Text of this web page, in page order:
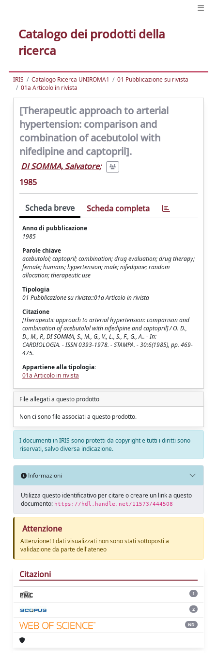
Catalogo dei prodotti della
ricerca
IRIS Catalogo Ricerca UNIROMA1
01 Pubblicazione su rivista
01a Articolo in rivista
[Therapeutic approach to arterial
hypertension: comparison and
combination of acebutolol with
nifedipine and captopril].
DI SOMMA, Salvatore;
1985
Scheda breve Scheda completa
Anno di pubblicazione
1985
Parole chiave
acebutolol; captopril; combination; drug evaluation; drug therapy;
female; humans; hypertension; male; nifedipine; random
allocation; therapeutic use
Tipologia
01 Pubblicazione su rivista::01a Articolo in rivista
Citazione
[Therapeutic approach to arterial hypertension: comparison and
combination of acebutolol with nifedipine and captopril] / O. D.,
D., M., P., DI SOMMA, S., M., G., V., L., S., F., G., A.. - In:
CARDIOLOGIA. - ISSN 0393-1978. - STAMPA. - 30:6(1985), pp. 469-
475.
Appartiene alla tipologia:
01a Articolo in rivista
File allegati a questo prodotto
Non ci sono file associati a questo prodotto.
I documenti in IRIS sono protetti da copyright e tutti i diritti sono
riservati, salvo diversa indicazione.
Informazioni
Utilizza questo identificativo per citare o creare un link a questo
documento: https://hdl.handle.net/11573/444508
Attenzione
Attenzione! I dati visualizzati non sono stati sottoposti a
validazione da parte dell'ateneo
Citazioni
1
2
ND